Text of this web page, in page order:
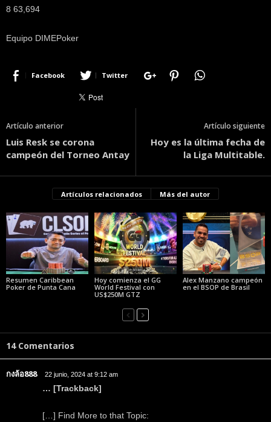
8 63,694
Equipo DIMEPoker
Facebook Twitter
Artículo anterior
Luis Resk se corona
campeón del Torneo Antay
Artículo siguiente
Hoy es la última fecha de
la Liga Multitable.
Artículos relacionados Más del autor
Resumen Caribbean
Poker de Punta Cana
Hoy comienza el GG
World Festival con
US$250M GTZ
Alex Manzano campeón
en el BSOP de Brasil
14 Comentarios
กงล้อ888 22 junio, 2024 at 9:12 am
… [Trackback]
[…] Find More to that Topic: